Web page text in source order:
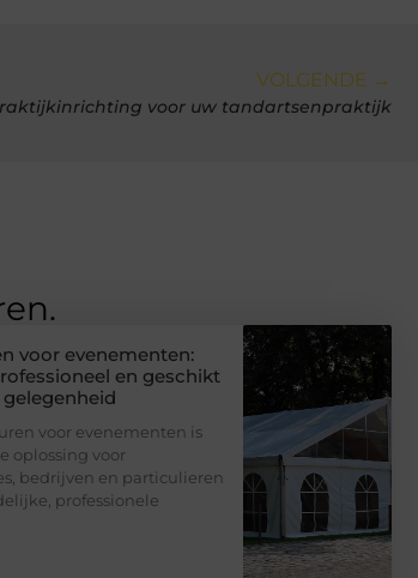
VOLGENDE →
voor uw tandartsenpraktijk
voor evenementen:
en geschikt
voor evenementen is
oplossing voor
bedrijven en particulieren
professionele